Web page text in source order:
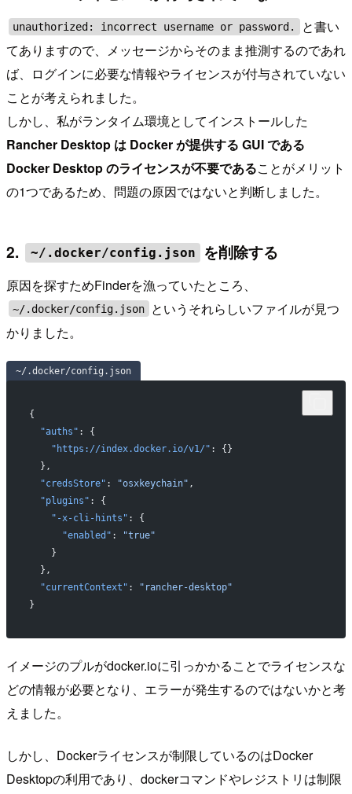
unauthorized: incorrect username or password.
と書い
てありますので、メッセージからそのまま推測するのであれ
ば、ログインに必要な情報やライセンスが付与されていない
ことが考えられました。
しかし、私がランタイム環境としてインストールした
Rancher Desktop は Docker が提供する GUI である
Docker Desktop のライセンスが不要であることがメリット
の1つであるため、問題の原因ではないと判断しました。
2. ~/.docker/config.json を削除する
原因を探すためFinderを漁っていたところ、
~/.docker/config.json
というそれらしいファイルが見つ
かりました。
~/.docker/config.json
{
  "auths"
: {
    "https://index.docker.io/v1/"
: {}
  },
  "credsStore"
: "osxkeychain" ,
  "plugins"
: {
    "-x-cli-hints"
: {
      "enabled"
:
"true"
    }
  },
  "currentContext"
:
"rancher-desktop"
}
イメージのプルがdocker.ioに引っかかることでライセンスな
どの情報が必要となり、エラーが発生するのではないかと考
えました。
しかし、Dockerライセンスが制限しているのはDocker
Desktopの利用であり、dockerコマンドやレジストリは制限